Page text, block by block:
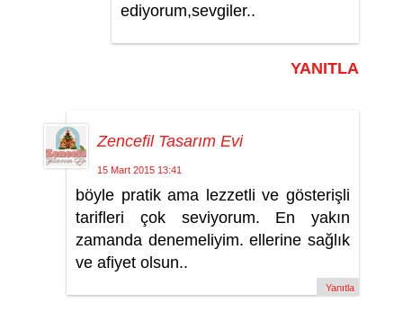
ediyorum,sevgiler..
YANITLA
Zencefil Tasarım Evi
15 Mart 2015 13:41
böyle pratik ama lezzetli ve gösterişli
tarifleri çok seviyorum. En yakın
zamanda denemeliyim. ellerine sağlık
ve afiyet olsun..
Yanıtla